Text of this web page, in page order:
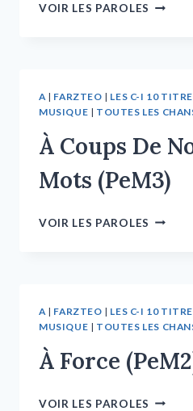
VOIR LES PAROLES
A | FARZTEO | LES C-I 10
MUSIQUE | TOUTES LES
À Coups De
Mots (PeM3)
VOIR LES PAROLES
A | FARZTEO | LES C-I 10
MUSIQUE | TOUTES LES
À Force
VOIR LES PAROLES